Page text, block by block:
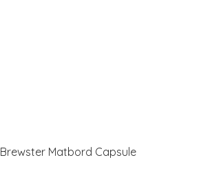
Brewster Matbord Capsule